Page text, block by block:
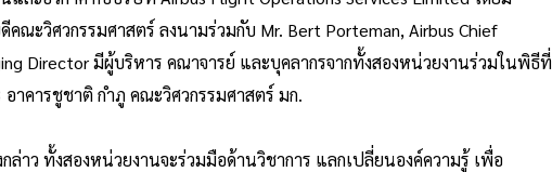
ณะวิศวกรรมศาสตร์ ลงนามร่วมกับ Mr. Bert Porteman, Airbus Chief
Director มีผู้บริหาร คณาจารย์ และบุคลากรจากทั้งสองหน่วยงานร่วมในพิธีที่
าคารชูชาติ กำภู คณะวิศวกรรมศาสตร์ มก.
ล่าว ทั้งสองหน่วยงานจะร่วมมือด้านวิชาการ แลกเปลี่ยนองค์ความรู้ เพื่อ